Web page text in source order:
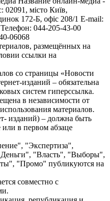
02091, місто Київ,
172-Б, офіс 208/1 E-mail:
Телефон: 044-205-43-00
06068
размещённых на
ссылки на
со страницы «Новости
изданий – обязательна
систем гиперссылка.
в независимости от
материалов.
изданий) – должна быть
или в первом абзаце
"Экспертиза",
"Власть", "Выборы",
"Промо" публикуются на
совместно с